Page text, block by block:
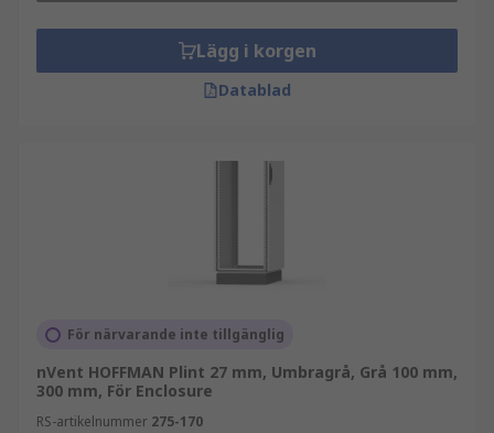
Lägg i korgen
Datablad
För närvarande inte tillgänglig
nVent HOFFMAN Plint 27 mm, Umbragrå, Grå 100 mm,
300 mm, För Enclosure
RS-artikelnummer 275-170